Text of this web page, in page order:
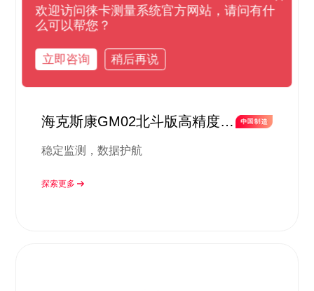
海克斯康GM02北斗版高精度监
稳定监测，数据护航
探索更多
欢迎访问徕卡测量系统官方网站，请问有什
么可以帮您？
立即咨询 稍后再说